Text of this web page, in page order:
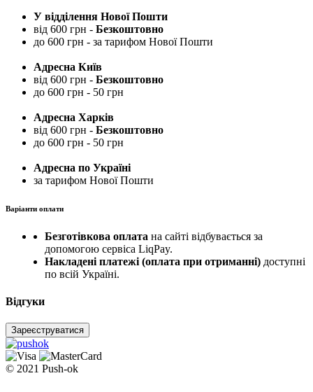
У відділення Нової Пошти
від 600 грн - Безкоштовно
до 600 грн - за тарифом Нової Пошти
Адресна Київ
від 600 грн - Безкоштовно
до 600 грн - 50 грн
Адресна Харків
від 600 грн - Безкоштовно
до 600 грн - 50 грн
Адресна по Україні
за тарифом Нової Пошти
Варіанти оплати
Безготівкова оплата на сайті відбувається за
допомогою сервіса LiqPay.
Накладені платежі (оплата при отриманні) доступні
по всій Україні.
Відгуки
Зареєструватися
© 2021 Push-ok